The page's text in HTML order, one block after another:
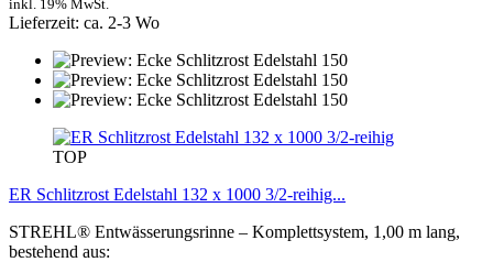
inkl. 19% MwSt.
Lieferzeit: ca. 2-3 Wo
TOP
ER Schlitzrost Edelstahl 132 x 1000 3/2-reihig...
STREHL® Entwässerungsrinne – Komplettsystem, 1,00 m lang,
bestehend aus: